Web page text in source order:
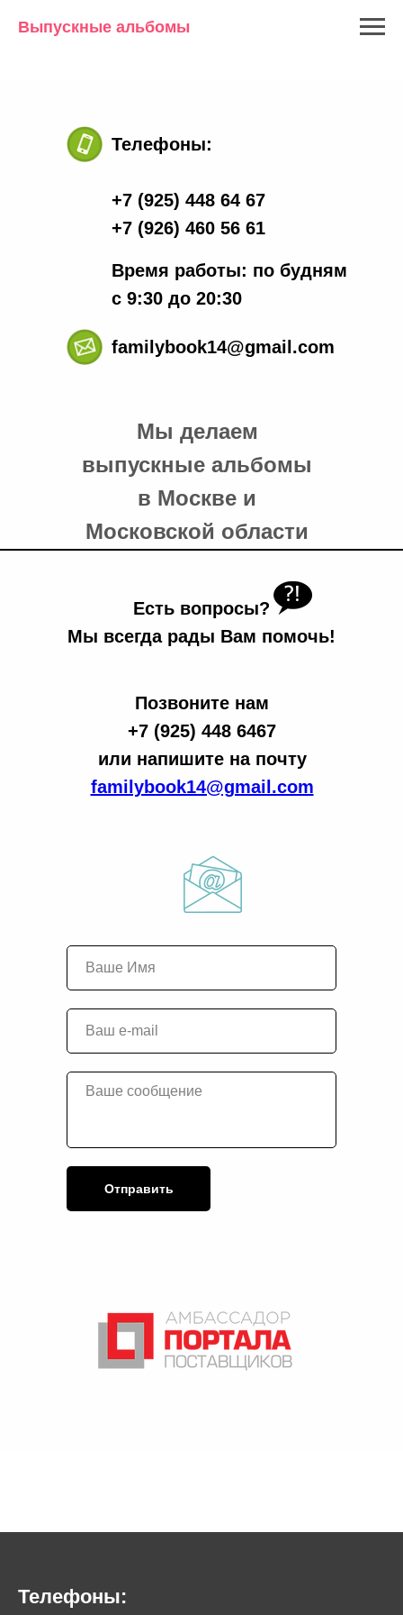
Выпускные альбомы
Телефоны:
+7 (925) 448 64 67
+7 (926) 460 56 61
Есть вопросы?
Мы всегда рады Вам помочь!
Время работы: по будням
с 9:30 до 20:30
familybook14@gmail.com
Позвоните нам
+7 (925) 448 6467
или напишите на почту
familybook14@gmail.com
Отправить
Мы делаем
выпускные альбомы
в Москве и
Московской области
Телефоны: